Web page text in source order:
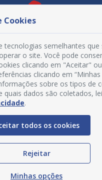
Redes Sociais
Cookies
tecnologias semelhantes que
o site. Você pode
clicando em "Aceitar" ou
clicando em “Minhas
sobre os tipos de
quais dados são coletados,
.
todos os cookies
Rejeitar
Minhas opções